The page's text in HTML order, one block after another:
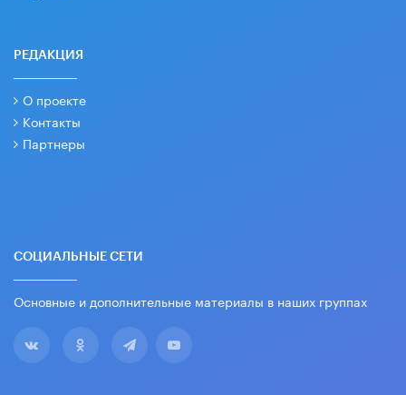
РЕДАКЦИЯ
О проекте
Контакты
Партнеры
СОЦИАЛЬНЫЕ СЕТИ
Основные и дополнительные материалы в наших группах